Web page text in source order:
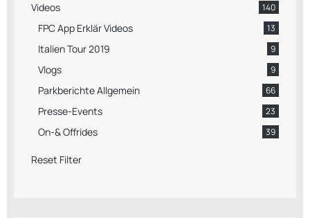
Videos 140
FPC App Erklär Videos 13
Italien Tour 2019 9
Vlogs 9
Parkberichte Allgemein 66
Presse-Events 23
On-& Offrides 39
Reset Filter